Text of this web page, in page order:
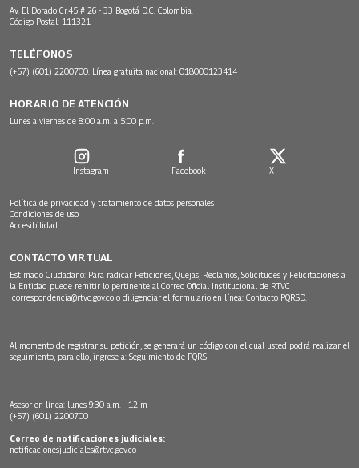
Av. El Dorado Cr.45 # 26 - 33 Bogotá D.C. Colombia.
Código Postal: 111321
TELÉFONOS
(+57) (601) 2200700. Línea gratuita nacional: 018000123414
HORARIO DE ATENCIÓN
Lunes a viernes de 8:00 a.m. a 5:00 p.m.
Instagram Facebook X
Política de privacidad y tratamiento de datos personales
Condiciones de uso
Accesibilidad
CONTACTO VIRTUAL
Estimado Ciudadano: Para radicar Peticiones, Quejas, Reclamos, Solicitudes y Felicitaciones a
la Entidad puede remitir lo pertinente al Correo Oficial Institucional de RTVC
correspondencia@rtvc.gov.co o diligenciar el formulario en línea: Contacto PQRSD.
Al momento de registrar su petición, se generará un código con el cual usted podrá realizar el
seguimiento, para ello, ingrese a: Seguimiento de PQRS
Asesor en línea: lunes 9:30 a.m. - 12 m
(+57) (601) 2200700
Correo de notificaciones judiciales:
notificacionesjudiciales@rtvc.gov.co